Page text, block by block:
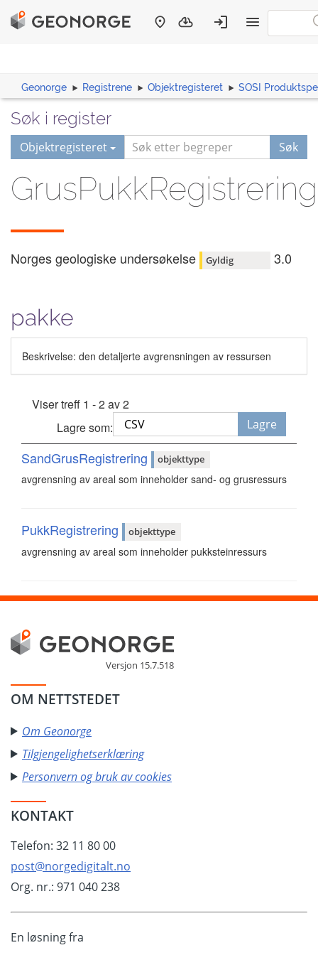
Geonorge Registrene Objektregisteret SOSI
Søk i register
Objektregisteret Søk
Norges geologiske undersøkelse Gyldig 3.0
pakke
Beskrivelse: den detaljerte avgrensningen av ressursen
Viser treff 1 - 2 av 2
Lagre som:
Lagre
SandGrusRegistrering objekttype
avgrensning av areal som inneholder sand- og grusressurs
PukkRegistrering objekttype
avgrensning av areal som inneholder pukksteinressurs